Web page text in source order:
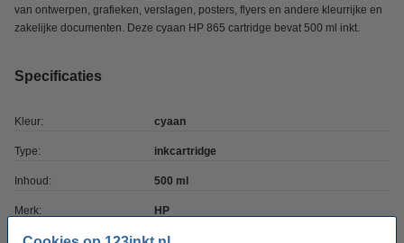
van ontwerpen, grafieken, verslagen, posters, flyers en andere kleurrijke en
zakelijke documenten. Deze cyaan HP 865 cartridge bevat 500 ml inkt.
Specificaties
Kleur: cyaan
Type: inkcartridge
Inhoud: 500 ml
Merk: HP
EAN-code: 0193905469116